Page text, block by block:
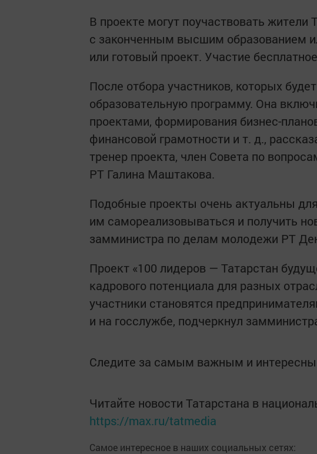
В проекте могут поучаствовать жители
с законченным высшим образованием
или готовый проект. Участие
После отбора участников, которых
образовательную программу. Она
проектами, формирования бизнес-
финансовой грамотности и т. д.,
тренер проекта, член Совета по
РТ Галина Маштакова.
Подобные проекты очень актуальны
им самореализовываться и получить
замминистра по делам молодежи РТ
Проект «100 лидеров — Татарстан
кадрового потенциала для разных
участники становятся
и на госслужбе, подчеркнул
Следите за самым важным и
Читайте новости Татарстана в
https://max.ru/tatmedia
Самое интересное в наших социальных сетях: